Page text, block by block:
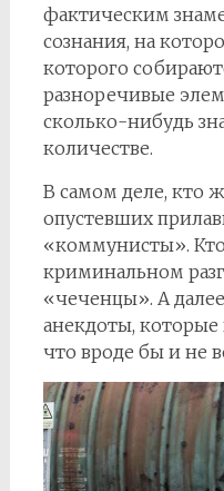
фактическим
сознания, на
которого
разноречивые
сколько-нибудь
количестве.
В самом деле, кто
опустевших
«коммунисты».
криминальном
«чеченцы». А
анекдоты,
что вроде бы и не